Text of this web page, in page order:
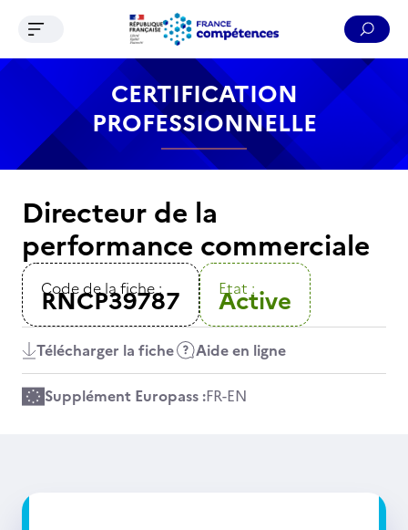
Contenu Recherche Menu Pied de page
Ouvrir le menu de navigation
CERTIFICATION
PROFESSIONNELLE
Directeur de la
performance commerciale
Code de la fiche :
RNCP39787 Etat :
Active
Télécharger la fiche Aide en ligne
Supplément Europass :FR-EN